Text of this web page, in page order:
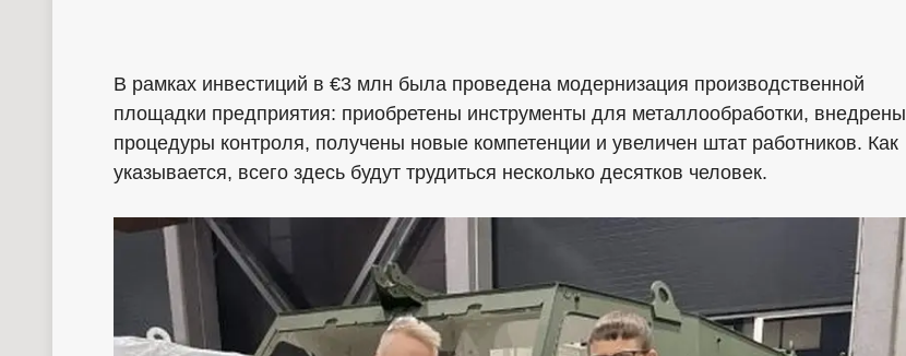
В рамках инвестиций в €3 млн была проведена модернизация производственной
площадки предприятия: приобретены инструменты для металлообработки, внедрены
процедуры контроля, получены новые компетенции и увеличен штат работников. Как
указывается, всего здесь будут трудиться несколько десятков человек.